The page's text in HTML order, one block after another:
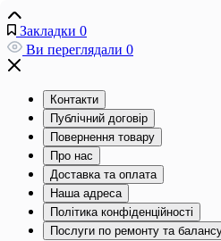
Закладки 0
Ви переглядали 0
Контакти
Публічний договір
Повернення товару
Про нас
Доставка та оплата
Наша адреса
Політика конфіденційності
Послуги по ремонту та